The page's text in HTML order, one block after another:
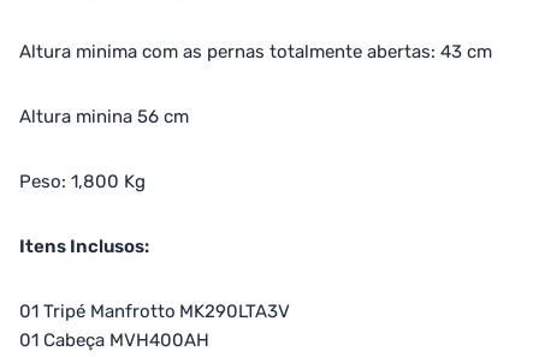
Altura minima com as pernas totalmente abertas: 43 cm
Altura minina 56 cm
Peso: 1,800 Kg
Itens Inclusos:
01 Tripé Manfrotto MK290LTA3V
01 Cabeça MVH400AH